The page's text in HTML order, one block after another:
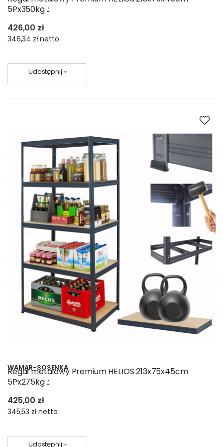
5Px350kg .:.
426,00 zł
346,34 złnetto
Udostępnij
WAMAR-SOSENKA
Regał metalowy Premium HELIOS 213x75x45cm
5Px275kg .:.
425,00 zł
345,53 złnetto
Udostępnij